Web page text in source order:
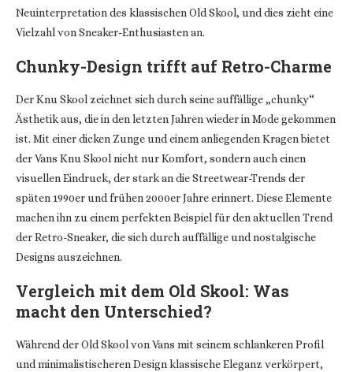
Neuinterpretation des klassischen Old Skool, und dies zieht eine
Vielzahl von Sneaker-Enthusiasten an.
Chunky-Design trifft auf Retro-Charme
Der Knu Skool zeichnet sich durch seine auffällige „chunky“
Ästhetik aus, die in den letzten Jahren wieder in Mode gekommen
ist. Mit einer dicken Zunge und einem anliegenden Kragen bietet
der Vans Knu Skool nicht nur Komfort, sondern auch einen
visuellen Eindruck, der stark an die Streetwear-Trends der
späten 1990er und frühen 2000er Jahre erinnert. Diese Elemente
machen ihn zu einem perfekten Beispiel für den aktuellen Trend
der Retro-Sneaker, die sich durch auffällige und nostalgische
Designs auszeichnen.
Vergleich mit dem Old Skool: Was
macht den Unterschied?
Während der Old Skool von Vans mit seinem schlankeren Profil
und minimalistischeren Design klassische Eleganz verkörpert,